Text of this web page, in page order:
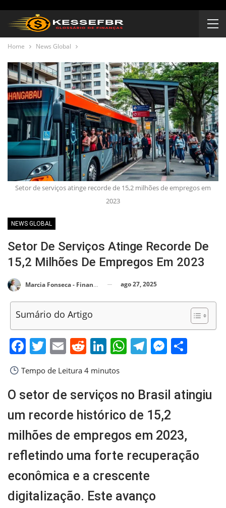
Home News Global
Setor de serviços atinge recorde de 15,2 milhões de empregos em
2023
NEWS GLOBAL
Setor De Serviços Atinge Recorde De
15,2 Milhões De Empregos Em 2023
Marcia Fonseca - Financial Consultant ago 27, 2025
Sumário do Artigo
Facebook
Twitter
EmailReddit
LinkedIn
WhatsApp
Telegram
Tempo de Leitura 4 minutos
O setor de serviços no Brasil atingiu
um recorde histórico de 15,2
milhões de empregos em 2023,
refletindo uma forte recuperação
econômica e a crescente
digitalização. Este avanço